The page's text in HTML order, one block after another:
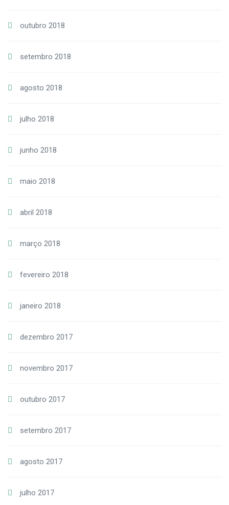
outubro 2018
setembro 2018
agosto 2018
julho 2018
junho 2018
maio 2018
abril 2018
março 2018
fevereiro 2018
janeiro 2018
dezembro 2017
novembro 2017
outubro 2017
setembro 2017
agosto 2017
julho 2017